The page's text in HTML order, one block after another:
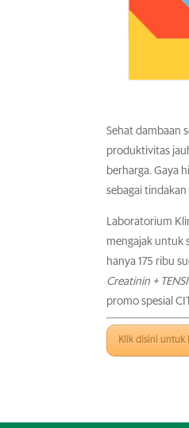
Sehat dambaan
produktivitas
berharga. Gaya
sebagai
Laboratorium
mengajak untuk
hanya 175 ribu
Creatinin +
promo spesial
Klik disini untuk